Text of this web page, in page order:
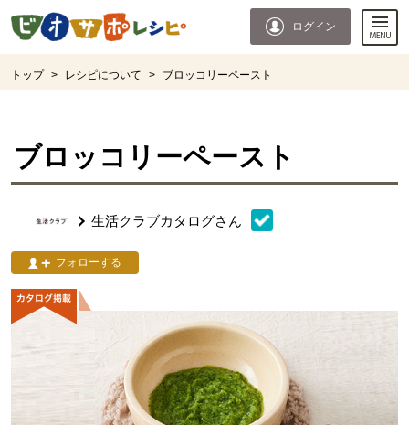
ページの先頭です。
ログイン
トップ > レシピについて > ブロッコリーペースト
ブロッコリーペースト
生活クラブカタログさん
フォローする